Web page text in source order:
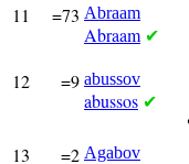
11 =73 Abraam
Abraam ✔
12 =9 abussov
abussos ✔
13 =2 Agabov